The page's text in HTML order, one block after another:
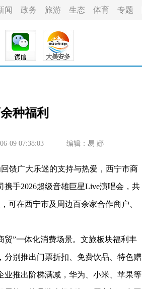
闻 政务 旅游 生态 体育 专题
种福利
09 07:38:03 编辑：易 娜
馈广大乐迷的支持与热爱，西宁市商
手2026超级音雄巨星Live演唱会，共
可在西宁市及周边百余家合作商户、
”一体化消费场景。文旅板块福利丰
分别推出门票折扣、免费饮品、特色赠
推出阶梯满减，华为、小米、苹果等